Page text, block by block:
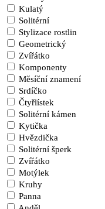
Kulatý
Solitérní
Stylizace rostlin
Geometrický
Zvířátko
Komponenty
Měsíční znamení
Srdíčko
Čtyřlístek
Solitérní kámen
Kytička
Hvězdička
Solitérní šperk
Zvířátko
Motýlek
Kruhy
Panna